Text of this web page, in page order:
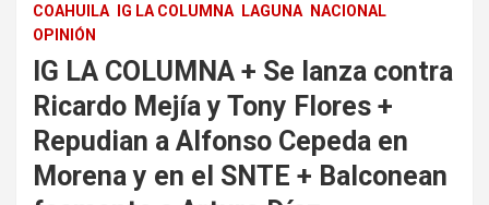
COAHUILA IG LA COLUMNA LAGUNA
NACIONAL
OPINIÓN
IG LA COLUMNA + Se lanza contra
Ricardo Mejía y Tony Flores +
Repudian a Alfonso Cepeda en
Morena y en el SNTE + Balconean